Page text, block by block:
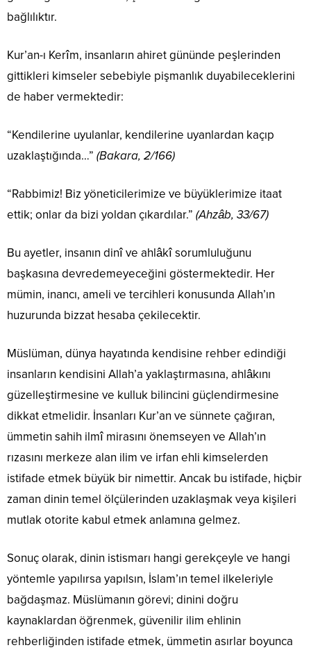
bağlılıktır.
Kur’an-ı Kerîm, insanların ahiret gününde peşlerinden
gittikleri kimseler sebebiyle pişmanlık duyabileceklerini
de haber vermektedir:
“Kendilerine uyulanlar, kendilerine uyanlardan kaçıp
uzaklaştığında…” (Bakara, 2/166)
“Rabbimiz! Biz yöneticilerimize ve büyüklerimize itaat
ettik; onlar da bizi yoldan çıkardılar.” (Ahzâb, 33/67)
Bu ayetler, insanın dinî ve ahlâkî sorumluluğunu
başkasına devredemeyeceğini göstermektedir. Her
mümin, inancı, ameli ve tercihleri konusunda Allah’ın
huzurunda bizzat hesaba çekilecektir.
Müslüman, dünya hayatında kendisine rehber edindiği
insanların kendisini Allah’a yaklaştırmasına, ahlâkını
güzelleştirmesine ve kulluk bilincini güçlendirmesine
dikkat etmelidir. İnsanları Kur’an ve sünnete çağıran,
ümmetin sahih ilmî mirasını önemseyen ve Allah’ın
rızasını merkeze alan ilim ve irfan ehli kimselerden
istifade etmek büyük bir nimettir. Ancak bu istifade, hiçbir
zaman dinin temel ölçülerinden uzaklaşmak veya kişileri
mutlak otorite kabul etmek anlamına gelmez.
Sonuç olarak, dinin istismarı hangi gerekçeyle ve hangi
yöntemle yapılırsa yapılsın, İslam’ın temel ilkeleriyle
bağdaşmaz. Müslümanın görevi; dinini doğru
kaynaklardan öğrenmek, güvenilir ilim ehlinin
rehberliğinden istifade etmek, ümmetin asırlar boyunca